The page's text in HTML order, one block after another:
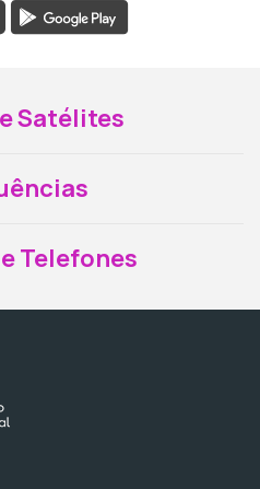
Satélites
Telefones